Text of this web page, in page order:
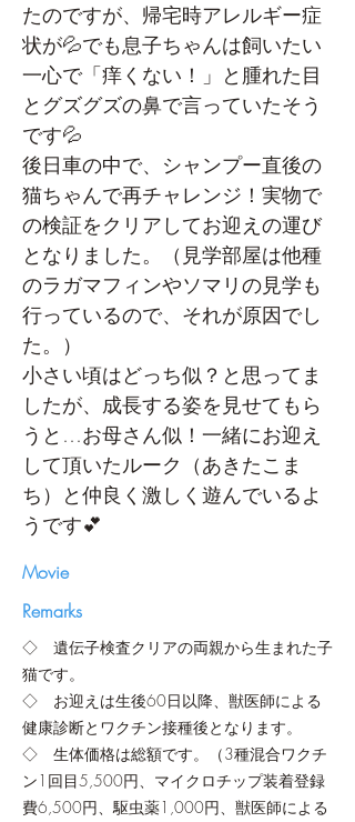
たのですが、帰宅時アレルギー症
状が💦でも息子ちゃんは飼いたい
一心で「痒くない！」と腫れた目
とグズグズの鼻で言っていたそう
です💦
後日車の中で、シャンプー直後の
猫ちゃんで再チャレンジ！実物で
の検証をクリアしてお迎えの運び
となりました。（見学部屋は他種
のラガマフィンやソマリの見学も
行っているので、それが原因でし
た。）
小さい頃はどっち似？と思ってま
したが、成長する姿を見せてもら
うと…お母さん似！一緒にお迎え
して頂いたルーク（あきたこま
ち）と仲良く激しく遊んでいるよ
うです💕
​Movie
Remarks
◇ 遺伝子検査クリアの両親から生まれた子
猫です。
◇ お迎えは生後60日以降、獣医師による
健康診断とワクチン接種後となります。
◇ 生体価格は総額です。（3種混合ワクチ
ン1回目5,500円、マイクロチップ装着登録
費6,500円、駆虫薬1,000円、獣医師による